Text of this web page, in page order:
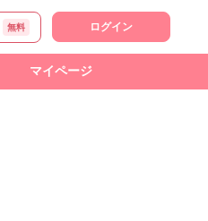
無料 ログイン
マイページ